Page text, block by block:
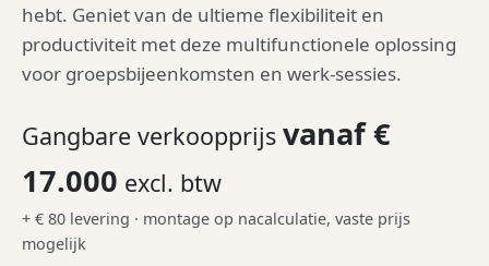
hebt. Geniet van de ultieme flexibiliteit en
productiviteit met deze multifunctionele oplossing
voor groepsbijeenkomsten en werk-sessies.
Gangbare verkoopprijs vanaf €
17.000 excl. btw
+ € 80 levering · montage op nacalculatie, vaste prijs
mogelijk